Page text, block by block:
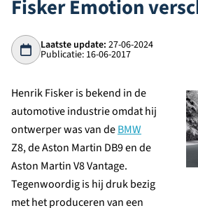
Fisker Emotion
Laatste update: 27-06-2024
Publicatie: 16-06-2017
Henrik Fisker is bekend in de
automotive industrie omdat hij
ontwerper was van deBMW
Z8, de Aston Martin DB9 en de
Aston Martin V8 Vantage.
Tegenwoordig is hij druk bezig
met het produceren van een